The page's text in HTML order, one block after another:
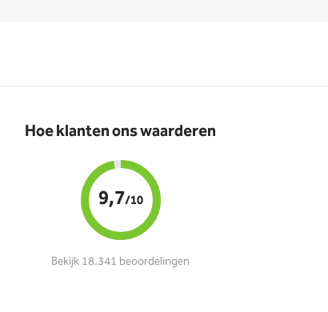
Hoe klanten ons waarderen
9,7/10
Bekijk 18.341 beoordelingen